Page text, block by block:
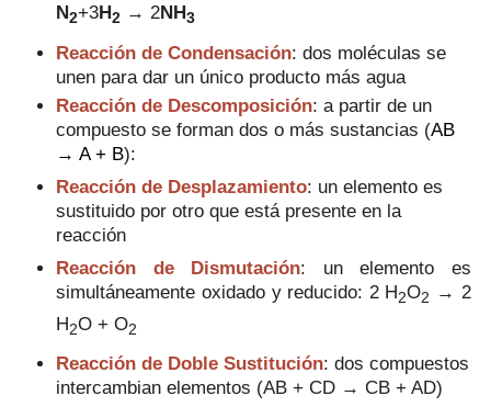
N2+3H2 → 2NH3
Reacción de Condensación: dos moléculas se
unen para dar un único producto más agua
Reacción de Descomposición: a partir de un
compuesto se forman dos o más sustancias (AB
→ A + B):
Reacción de Desplazamiento: un elemento es
sustituido por otro que está presente en la
reacción
Reacción de Dismutación: un elemento es
simultáneamente oxidado y reducido: 2 H2O2
→ 2
H2O + O2
Reacción de Doble Sustitución: dos compuestos
intercambian elementos (AB + CD → CB + AD)